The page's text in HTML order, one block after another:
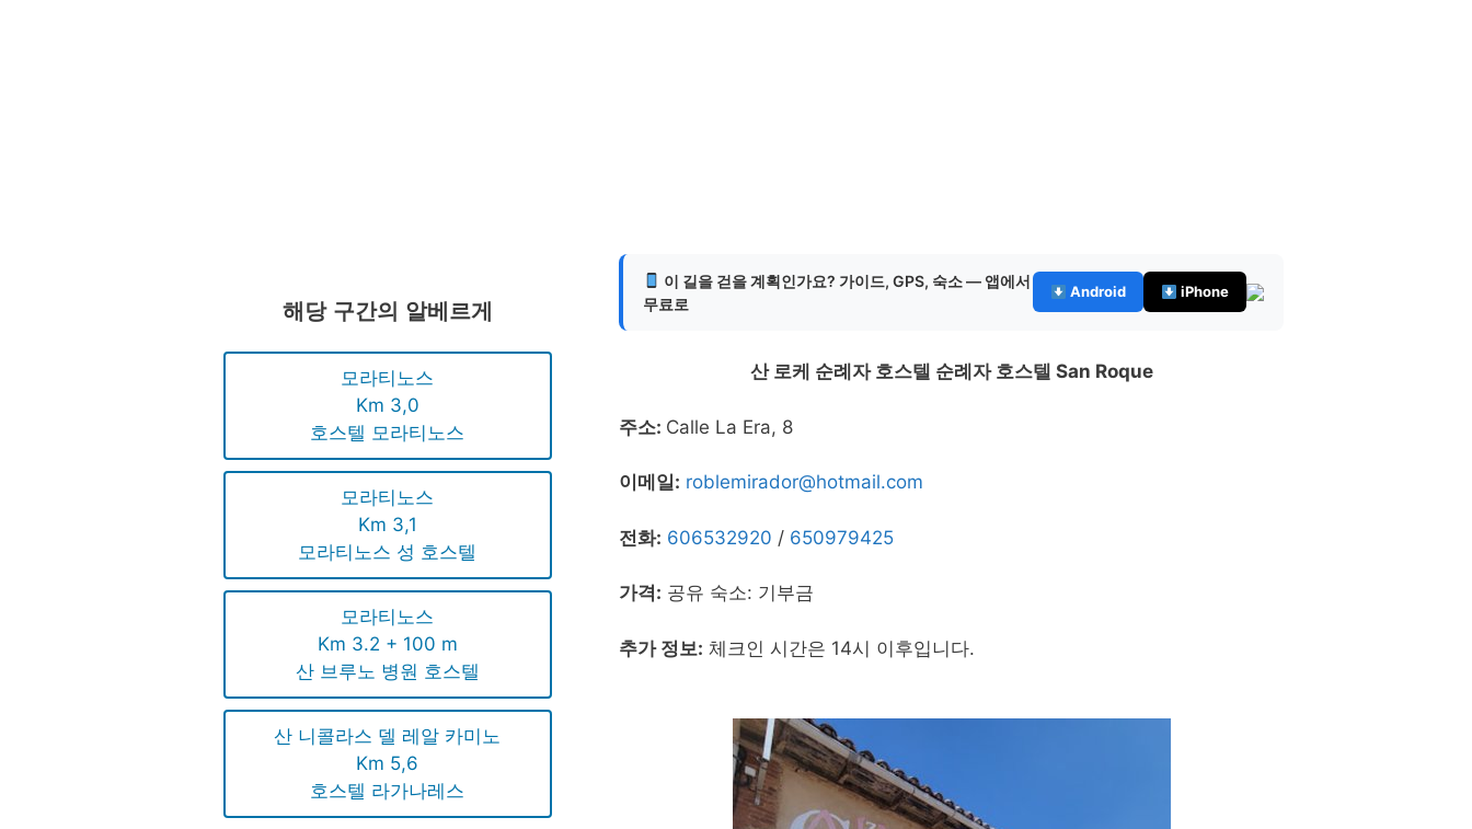
해당 구간의 알베르게
모라티노스
Km 3,0
호스텔 모라티노스
모라티노스
Km 3,1
모라티노스 성 호스텔
모라티노스
Km 3.2 + 100 m
산 브루노 병원 호스텔
산 니콜라스 델 레알 카미노
Km 5,6
호스텔 라가나레스
이 길을 걷을 계획인가요? 가이드, GPS, 숙소 — 앱에서
무료로
Android iPhone
산 로케 순례자 호스텔 순례자 호스텔 San Roque
주소: Calle La Era, 8
이메일: roblemirador@hotmail.com
전화: 606532920 / 650979425
가격: 공유 숙소: 기부금
추가 정보: 체크인 시간은 14시 이후입니다.